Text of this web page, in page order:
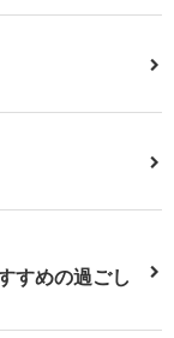
すめの過ごし